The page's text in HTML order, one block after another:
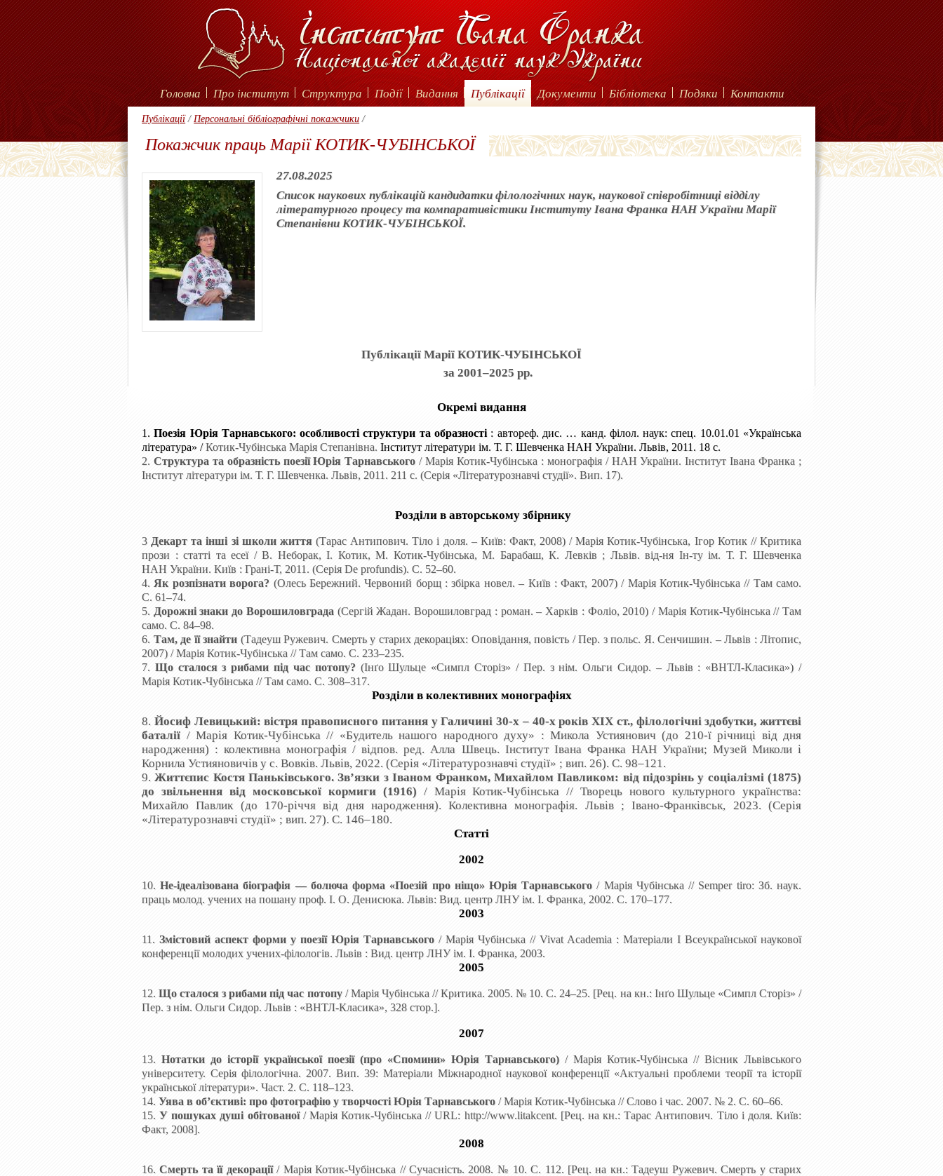
Головна Про інститут Структура Події Видання Публікації Документи Бібліотека Подяки Контакти
Публікації/ Персональні бібліографічні покажчики /
Покажчик праць Марії КОТИК-ЧУБІНСЬКОЇ
27.08.2025
Список наукових публікацій кандидатки філологічних наук, наукової співробітниці відділу
літературного процесу та компаративістики Інституту Івана Франка НАН України Марії
Степанівни КОТИК-ЧУБІНСЬКОЇ.
Публікації Марії КОТИК-ЧУБІНСЬКОЇ
за 2001–2025 рр.
Окремі видання
1.Поезія Юрія Тарнавського: особливості структури та образності : автореф. дис. … канд. філол. наук: спец. 10.01.01 «Українська
література» / Котик-Чубінська Марія Степанівна. Інститут літератури ім. Т. Г. Шевченка НАН України. Львів, 2011. 18 с.
2. Структура та образність поезії Юрія Тарнавського / Марія Котик-Чубінська : монографія / НАН України. Інститут Івана Франка ;
Інститут літератури ім. Т. Г. Шевченка. Львів, 2011. 211 с. (Серія «Літературознавчі студії». Вип. 17).
Розділи в авторському збірнику
3 Декарт та інші зі школи життя(Тарас Антипович. Тіло і доля. – Київ: Факт, 2008) / Марія Котик-Чубінська, Ігор Котик // Критика
прози : статті та есеї / В. Неборак, І. Котик, М. Котик-Чубінська, М. Барабаш, К. Левків ; Львів. від-ня Ін-ту ім. Т. Г. Шевченка
НАН України. Київ : Грані-Т, 2011. (Серія De profundis). С. 52–60.
4. Як розпізнати ворога? (Олесь Бережний. Червоний борщ : збірка новел. – Київ : Факт, 2007)/ Марія Котик-Чубінська // Там само.
С. 61–74.
5. Дорожні знаки до Ворошиловграда(Сергій Жадан. Ворошиловград : роман. – Харків : Фоліо, 2010) / Марія Котик-Чубінська // Там
само. С. 84–98.
6. Там, де її знайти (Тадеуш Ружевич. Смерть у старих декораціях: Оповідання, повість / Пер. з польс. Я. Сенчишин. – Львів : Літопис,
2007) / Марія Котик-Чубінська // Там само. С. 233–235.
7. Що сталося з рибами під час потопу?(Інґо Шульце «Симпл Сторіз» /Пер. з нім. Ольги Сидор. – Львів : «ВНТЛ-Класика»)/
Марія Котик-Чубінська // Там само. С. 308–317.
Розділи в колективних монографіях
8. Йосиф Левицький: вістря правописного питання у Галичині 30-х – 40-х років ХІХ ст., філологічні здобутки, життєві
баталії / Марія Котик-Чубінська // «Будитель нашого народного духу» : Микола Устиянович (до 210-ї річниці від дня
народження) : колективна монографія / відпов. ред. Алла Швець. Інститут Івана Франка НАН України; Музей Миколи і
Корнила Устияновичів у с. Вовків. Львів, 2022. (Серія «Літературознавчі студії» ; вип. 26). С. 98–121.
9.Життєпис Костя Паньківського. Зв’язки з Іваном Франком, Михайлом Павликом: від підозрінь у соціалізмі (1875)
до звільнення від московської кормиги (1916) / Марія Котик-Чубінська // Творець нового культурного українства:
Михайло Павлик (до 170-річчя від дня народження). Колективна монографія. Львів ; Івано-Франківськ, 2023. (Серія
«Літературознавчі студії» ; вип. 27). С. 146–180.
Статті
2002
10.Не-ідеалізована біографія — болюча форма «Поезій про ніщо» Юрія Тарнавського / Марія Чубінська//Semper tiro: Зб. наук.
праць молод. учених на пошану проф. І. О. Денисюка. Львів: Вид. центр ЛНУ ім. І. Франка, 2002. С. 170–177.
2003
11. Змістовий аспект форми у поезії Юрія Тарнавського / Марія Чубінська // Vivat Academia : Матеріали І Всеукраїнської наукової
конференції молодих учених-філологів. Львів : Вид. центр ЛНУ ім. І. Франка, 2003.
2005
12.Що сталося з рибами під час потопу /Марія Чубінська // Критика. 2005. № 10. С. 24–25. [Рец. на кн.: Інґо Шульце «Симпл Сторіз»/
Пер. з нім. Ольги Сидор. Львів : «ВНТЛ-Класика», 328 стор.].
2007
13. Нотатки до історії української поезії (про «Спомини» Юрія Тарнавського) /Марія Котик-Чубінська // Вісник Львівського
університету. Серія філологічна. 2007. Вип. 39: Матеріали Міжнародної наукової конференції «Актуальні проблеми теорії та історії
української літератури». Част. 2. С. 118–123.
14. Уява в об’єктиві: про фотографію у творчості Юрія Тарнавського /Марія Котик-Чубінська // Слово і час. 2007. № 2. С. 60–66.
15.У пошуках душі обітованої / Марія Котик-Чубінська //URL: http://www.litakcent. [Рец. на кн.: Тарас Антипович. Тіло і доля. Київ:
Факт, 2008].
2008
16.Смерть та її декорації / Марія Котик-Чубінська // Сучасність. 2008. № 10. C. 112. [Рец. на кн.: Тадеуш Ружевич. Смерть у старих